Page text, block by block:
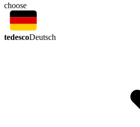
choose
tedescoDeutsch